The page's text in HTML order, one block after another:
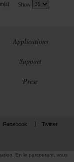
Show
Applications
Support
Press
Facebook Twitter
En le parcourant, vous